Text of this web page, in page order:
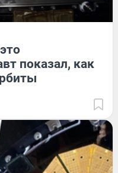
показал, как